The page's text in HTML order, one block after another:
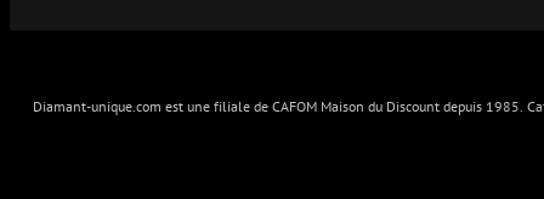
Diamant-unique.com est une filiale de CAFOM Maison du Discount depuis 1985.